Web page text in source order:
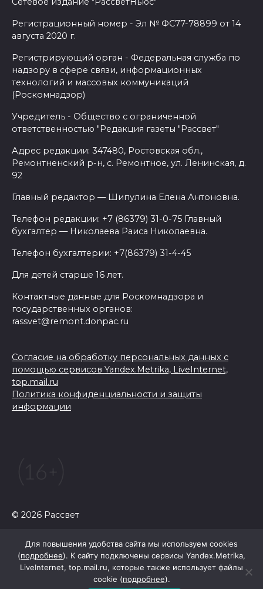
Регистрационный номер - Эл № ФС77-78899 от 14
августа 2020 г.
Регистрирующий орган - Федеральная служба по
надзору в сфере связи, информационных
технологий и массовых коммуникаций
(Роскомнадзор)
Учредитель - Общество с ограниченной
ответственностью "Редакция газеты "Рассвет"
Адрес редакции: 347480, Ростовская обл.,
Ремонтненский р-н, с. Ремонтное, ул. Ленинская, д.
92
Главный редактор — Шипулина Елена Антоновна.
Телефон редакции: +7 (86379) 31-0-75 Главный
бухгалтер — Николаева Раиса Николаевна.
Телефон бухгалтерии: +7(86379) 31-4-45
Для детей старше 16 лет.
Контактные данные для Роскомнадзора и
государственных органов:
rassvet@remont.donpac.ru
Согласие на обработку персональных данных с
помощью сервисов Yandex.Metrika, LiveInternet,
top.mail.ru
Политика конфиденциальности и защиты
информации
© 2026 Рассвет
Для повышения удобства сайта мы используем cookies
(подробнее). К сайту подключены сервисы Yandex.Metrika,
LiveInternet, top.mail.ru, которые также использует файлы
cookie (подробнее).